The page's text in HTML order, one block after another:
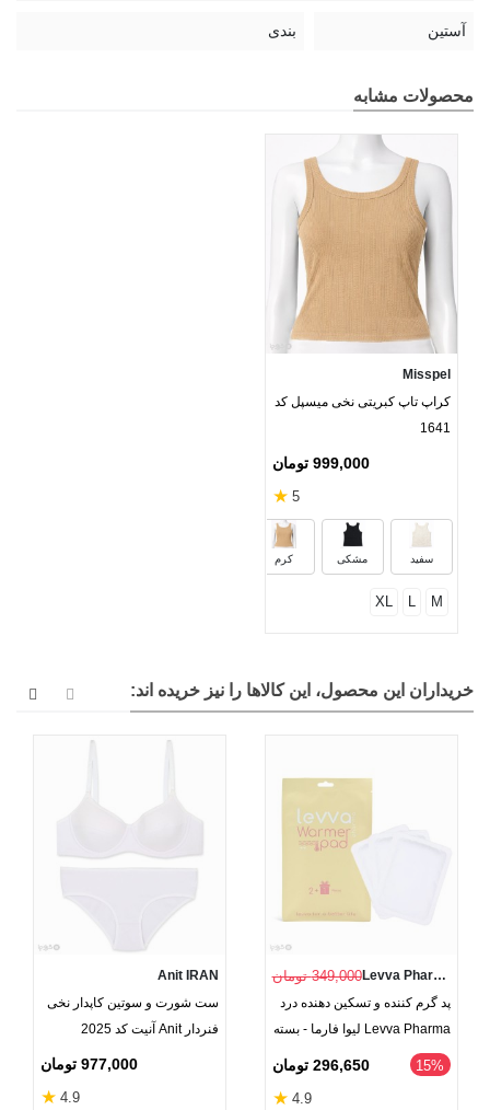
آستین بندی
محصولات مشابه
Misspel
کراپ تاپ کبریتی نخی میسپل کد
1641
999,000 تومان
5
★
سفید مشکی کرم
M
L
XL
خریداران این محصول، این کالاها را نیز خریده اند:
Levva Pharma 349,000 تومان
پد گرم کننده و تسکین دهنده درد
Levva Pharma لیوا فارما - بسته
2 عددی به همراه 1 عدد رایگان
‎15% 296,650 تومان
4.9
★
Anit IRAN
ست شورت و سوتین کاپدار نخی
فنردار Anit آنیت کد 2025
977,000 تومان
4.9
★